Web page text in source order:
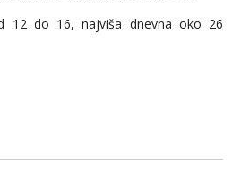
12 do 16, najviša dnevna oko 26